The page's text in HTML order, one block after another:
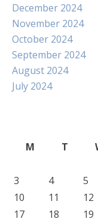
December 2024
November 2024
October 2024
September 2024
August 2024
July 2024
M
T
3
4 5
10
11 12
17
18 19